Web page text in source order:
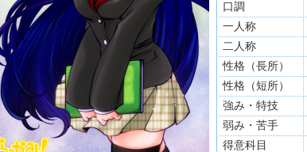
口調
一人称
二人称
性格（長所）
性格（短所）
強み・特技
弱み・苦手
得意科目